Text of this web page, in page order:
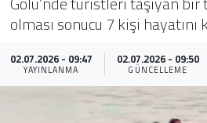
olması sonucu 7 kişi
02.07.2026 - 09:47
YAYINLANMA
02.07.2026 - 09:50
GÜNCELLEME
Spor
Teknoloji
Son Dakika Haberleri